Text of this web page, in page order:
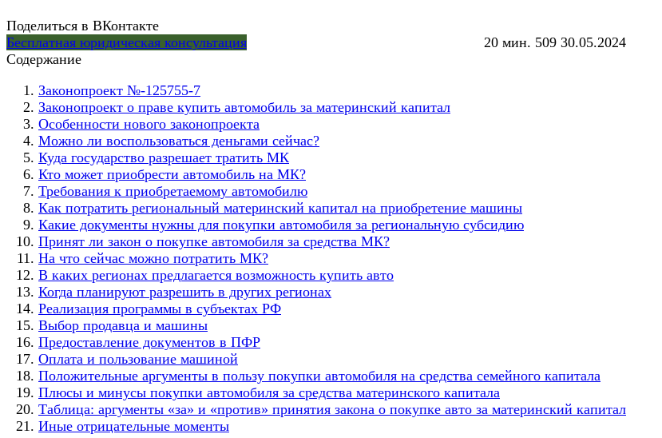
Поделиться в ВКонтакте
Бесплатная юридическая консультация
20 мин. 509 30.05.2024
Содержание
Законопроект №-125755-7
Законопроект о праве купить автомобиль за материнский капитал
Особенности нового законопроекта
Можно ли воспользоваться деньгами сейчас?
Куда государство разрешает тратить МК
Кто может приобрести автомобиль на МК?
Требования к приобретаемому автомобилю
Как потратить региональный материнский капитал на приобретение машины
Какие документы нужны для покупки автомобиля за региональную субсидию
Принят ли закон о покупке автомобиля за средства МК?
На что сейчас можно потратить МК?
В каких регионах предлагается возможность купить авто
Когда планируют разрешить в других регионах
Реализация программы в субъектах РФ
Выбор продавца и машины
Предоставление документов в ПФР
Оплата и пользование машиной
Положительные аргументы в пользу покупки автомобиля на средства семейного капитала
Плюсы и минусы покупки автомобиля за средства материнского капитала
Таблица: аргументы «за» и «против» принятия закона о покупке авто за материнский капитал
Иные отрицательные моменты